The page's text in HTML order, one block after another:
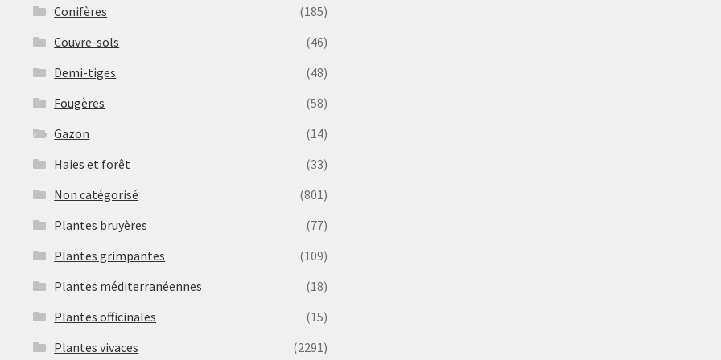
Conifères
(185)
Couvre-sols
(46)
Demi-tiges
(48)
Fougères
(58)
Gazon
(14)
Haies et forêt
(33)
Non catégorisé
(801)
Plantes bruyères
(77)
Plantes grimpantes
(109)
Plantes méditerranéennes
(18)
Plantes officinales
(15)
Plantes vivaces
(2291)